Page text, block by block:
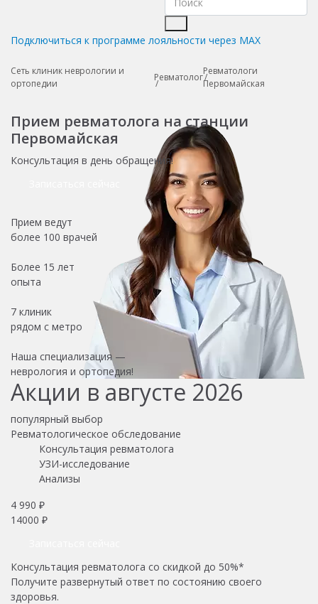
Подключиться к программе лояльности через MAX
Сеть клиник неврологии и
ортопедии
Ревматолог
Ревматологи
Первомайская
Прием ревматолога на станции
Первомайская
Консультация в день обращения!
Прием ведут
более 100 врачей
Более 15 лет
опыта
7 клиник
рядом с метро
Наша специализация —
неврология и ортопедия!
Акции в августе 2026
популярный выбор
Ревматологическое обследование
Консультация ревматолога
УЗИ-исследование
Анализы
4 990 ₽
14000 ₽
Консультация ревматолога со скидкой до 50%*
Получите развернутый ответ по состоянию своего
здоровья.